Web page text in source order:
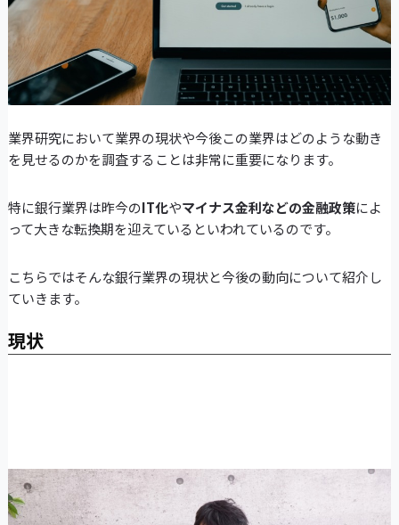
業界研究において業界の現状や今後この業界はどのような動き
を見せるのかを調査することは非常に重要になります。
特に銀行業界は昨今のIT化やマイナス金利などの金融政策によ
って大きな転換期を迎えているといわれているのです。
こちらではそんな銀行業界の現状と今後の動向について紹介し
ていきます。
現状